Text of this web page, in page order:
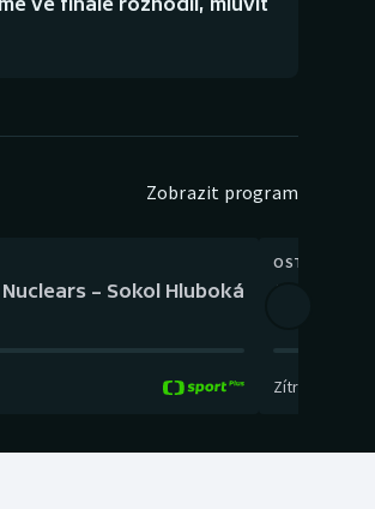
Zobrazit program
– Sokol Hluboká
OSTATNÍ
Zítra